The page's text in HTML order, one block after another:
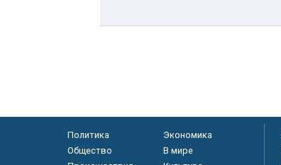
Политика
Экономика
Общество
В мире